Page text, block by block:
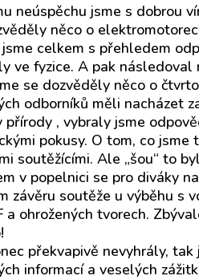
neúspěchu jsme s dobrou
něco o
celkem s přehledem
ve fyzice. A pak
se dozvěděly něco o
odborníků měli nacházet
, vybraly jsme
pokusy. O tom, co
soutěžícími. Ale „šou“ to
v popelnici se pro diváky
závěru soutěže u výběhu s
a ohrožených tvorech.
překvapivě nevyhrály,
informací a veselých